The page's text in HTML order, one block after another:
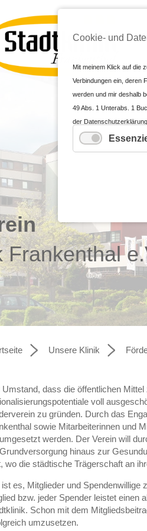
Frankenthal
Unsere Klinik
Umstand, dass die öffentlichen
voll
zu gründen. Durch das
sowie Mitarbeiterinnen und
werden. Der Verein will
hinaus zur
wo die städtische Trägerschaft an
ist es, Mitglieder und Spendenwillige
bzw. jeder Spender leistet einen
Schon mit dem
umzusetzen.
Cookie- und
Mit meinem Klick auf die
Verbindungen ein, deren
werden und mir deshalb
49 Abs. 1 Unterabs. 1
der
erhebliche Risiken und
Executive Order
in Drittländern unter
der Einwilligung bis zum
Schaltfläche), erteile ich
um die des CCPA/
Auslesen von
sind. Mir ist bekannt,
vornehmen kann. Mit
Kenntnis genommen zu
because they are
button, I also voluntarily
which an adequacy
adequacy decision on
for the protection of my
my voluntary and explicit
subjects rights may not
my cookie preferences
its withdrawal. With a
protection law as well as
necessary for storing
aware that I can refuse
have read and taken note